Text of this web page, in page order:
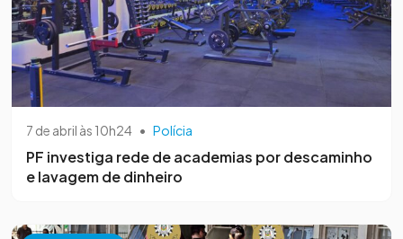
7 de abril às 10h24 • Polícia
PF investiga rede de academias por descaminho
e lavagem de dinheiro